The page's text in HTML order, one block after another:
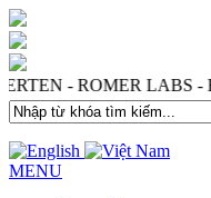
- ROMER
MENU